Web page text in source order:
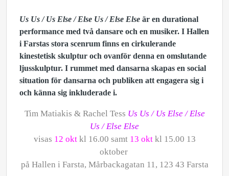
Us Us / Us Else / Else Us / Else Else är en durational
performance med två dansare och en musiker. I Hallen
i Farstas stora scenrum finns en cirkulerande
kinestetisk skulptur och ovanför denna en omslutande
ljusskulptur. I rummet med dansarna skapas en social
situation för dansarna och publiken att engagera sig i
och känna sig inkluderade i.
Tim Matiakis & Rachel Tess Us Us / Us Else / Else
Us / Else Else
visas 12 okt kl 16.00 samt13 oktkl 15.00 13
oktober
på Hallen i Farsta, Mårbackagatan 11, 123 43 Farsta